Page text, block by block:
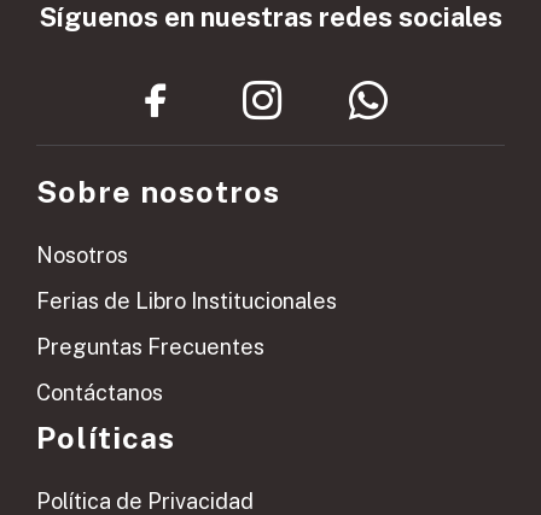
Síguenos en nuestras redes sociales
Sobre nosotros
Nosotros
Ferias de Libro Institucionales
Preguntas Frecuentes
Contáctanos
Políticas
Política de Privacidad